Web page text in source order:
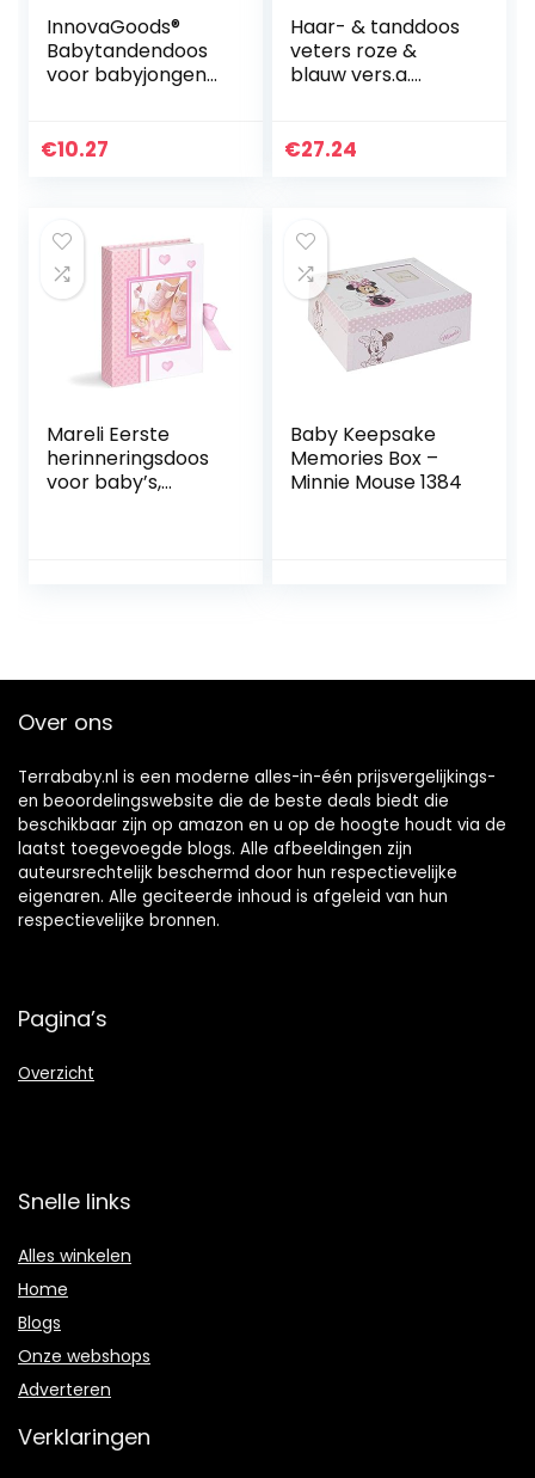
InnovaGoods®
Babytandendoos
voor babyjongens
geschenkdoos
lanugo. Doos van
dennenhout.
€10.27
Haar- & tanddoos
veters roze &
blauw vers.a.
€27.24
Mareli Eerste
herinneringsdoos
voor baby’s,
Baby Keepsake
Memories Box –
Minnie Mouse 1384
Over ons
Terrababy.nl is een moderne alles-in-één prijsvergelijkings-
en beoordelingswebsite die de beste deals biedt die
beschikbaar zijn op amazon en u op de hoogte houdt via de
laatst toegevoegde blogs. Alle afbeeldingen zijn
auteursrechtelijk beschermd door hun respectievelijke
eigenaren. Alle geciteerde inhoud is afgeleid van hun
respectievelijke bronnen.
Pagina’s
Overzicht
Snelle links
Alles winkelen
Home
Blogs
Onze webshops
Adverteren
Verklaringen